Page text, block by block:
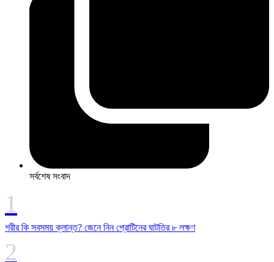
সর্বশেষ সংবাদ
শরীর কি সবসময় ক্লান্ত? জেনে নিন প্রোটিনের ঘাটতির ৮ লক্ষণ